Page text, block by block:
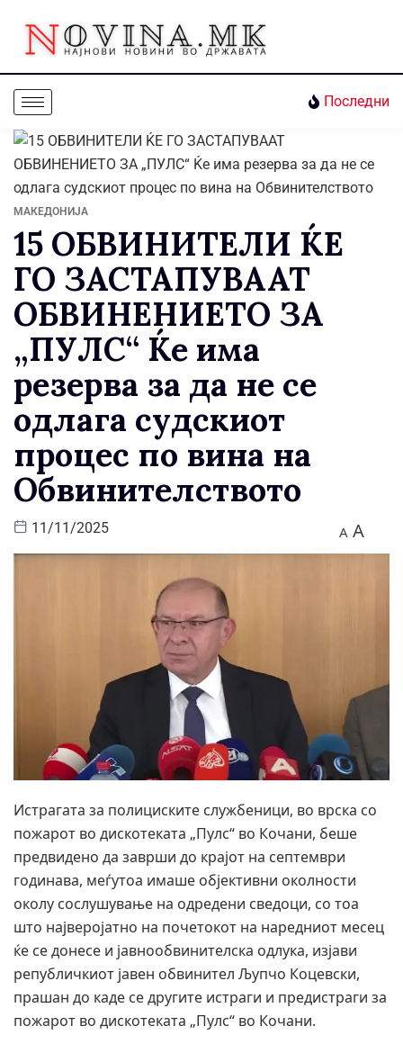
Последни
МАКЕДОНИЈА
15 ОБВИНИТЕЛИ ЌЕ
ГО ЗАСТАПУВААТ
ОБВИНЕНИЕТО ЗА
„ПУЛС“ Ќе има
резерва за да не се
одлага судскиот
процес по вина на
Обвинителството
11/11/2025 A A
Истрагата за полициските службеници, во врска со
пожарот во дискотеката „Пулс“ во Кочани, беше
предвидено да заврши до крајот на септември
годинава, меѓутоа имаше објективни околности
околу сослушување на одредени сведоци, со тоа
што најверојатно на почетокот на наредниот месец
ќе се донесе и јавнообвинителска одлука, изјави
републичкиот јавен обвинител Љупчо Коцевски,
прашан до каде се другите истраги и предистраги за
пожарот во дискотеката „Пулс“ во Кочани.